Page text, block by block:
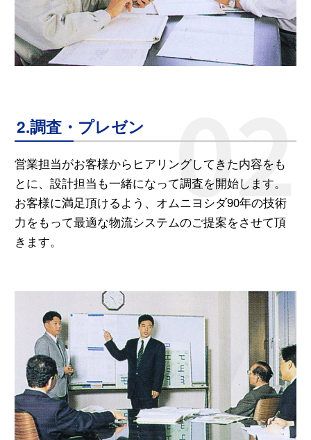
2.調査・プレゼン
営業担当がお客様からヒアリングしてきた内容をも
とに、設計担当も一緒になって調査を開始します。
お客様に満足頂けるよう、オムニヨシダ90年の技術
力をもって最適な物流システムのご提案をさせて頂
きます。